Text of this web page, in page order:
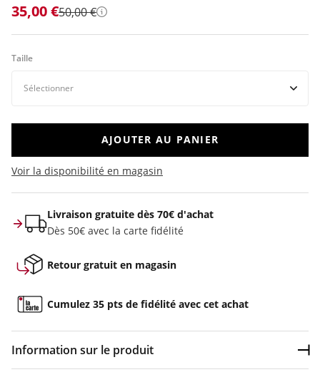
35,00 €50,00 € Détails
Taille
AJOUTER AU PANIER
Voir la disponibilité en magasin
Livraison gratuite dès 70€ d'achat
Dès 50€ avec la carte fidélité
Retour gratuit en magasin
Cumulez 35 pts de fidélité avec cet achat
Information sur le produit